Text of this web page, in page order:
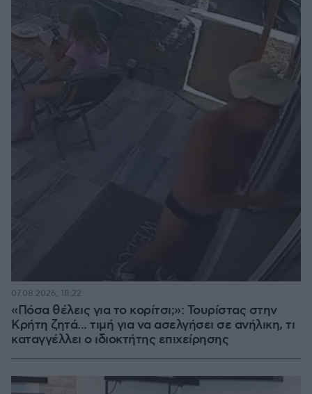
«Πόσα θέλεις για το κορίτσι;»: Τουρίστας στην
Κρήτη ζητά... τιμή για να ασελγήσει σε ανήλικη, τι
καταγγέλλει ο ιδιοκτήτης επιχείρησης
07.08.2026, 18:22